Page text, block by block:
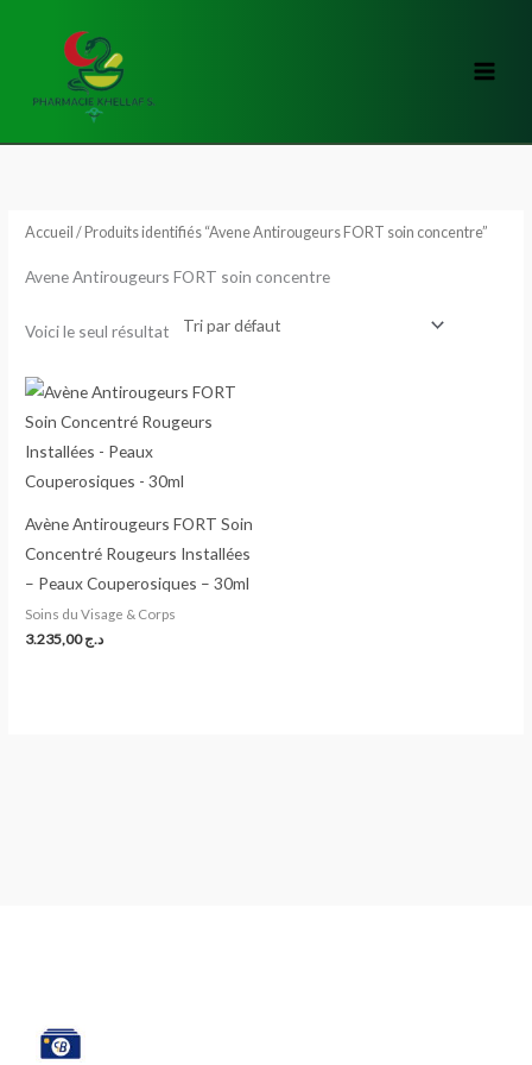
Accueil / Produits identifiés “Avene Antirougeurs FORT soin concentre”
Avene Antirougeurs FORT soin concentre
Voici le seul résultat
Avène Antirougeurs FORT Soin
Concentré Rougeurs Installées
– Peaux Couperosiques – 30ml
Soins du Visage & Corps
د.ج3.235,00